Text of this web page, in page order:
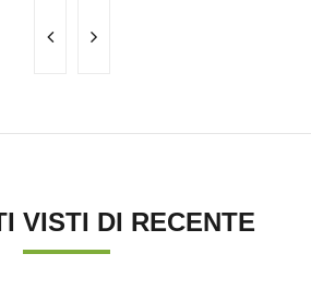
VISTI DI RECENTE